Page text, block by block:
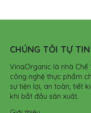
CHÚNG TÔI TỰ TIN
VinaOrganic là nhà
công nghệ thực phẩm
sự tiện lợi, an toàn, tiết
khi bắt đầu sản xuất.